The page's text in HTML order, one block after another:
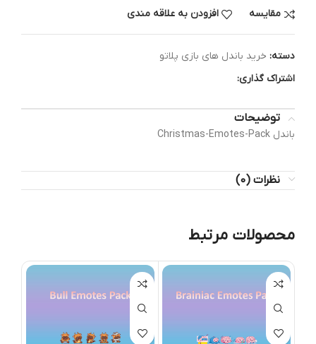
مقایسه افزودن به علاقه مندی
دسته: خرید باندل های بازی پلاتو
اشتراک گذاری:
توضیحات
باندل Christmas-Emotes-Pack
نظرات (0)
محصولات مرتبط